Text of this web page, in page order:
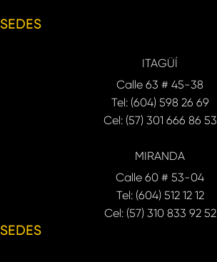
SEDES
ITAGÜÍ
Calle 63 # 45-38
Tel: (604) 598 26 69
Cel: (57) 301 666 86 53
MIRANDA
Calle 60 # 53-04
Tel: (604) 512 12 12
Cel: (57) 310 833 92 52
SEDES